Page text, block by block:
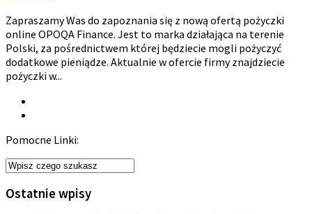
Zapraszamy Was do zapoznania się z nową ofertą pożyczki
online OPOQA Finance. Jest to marka działająca na terenie
Polski, za pośrednictwem której będziecie mogli pożyczyć
dodatkowe pieniądze. Aktualnie w ofercie firmy znajdziecie
pożyczki w...
Pomocne Linki:
Ostatnie wpisy